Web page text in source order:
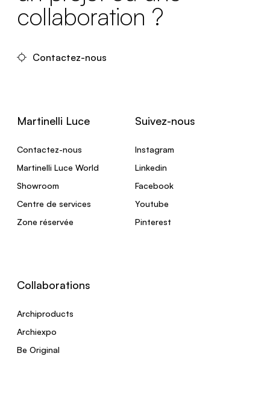
collaboration ?
Contactez-nous
Martinelli Luce
Contactez-nous
Martinelli Luce World
Showroom
Centre de services
Zone réservée
Suivez-nous
Instagram
Linkedin
Facebook
Youtube
Pinterest
Collaborations
Archiproducts
Archiexpo
Be Original